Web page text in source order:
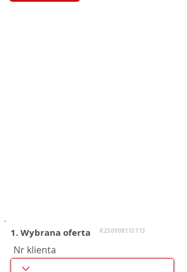
1. Wybrana oferta K250908113113
Nr klienta